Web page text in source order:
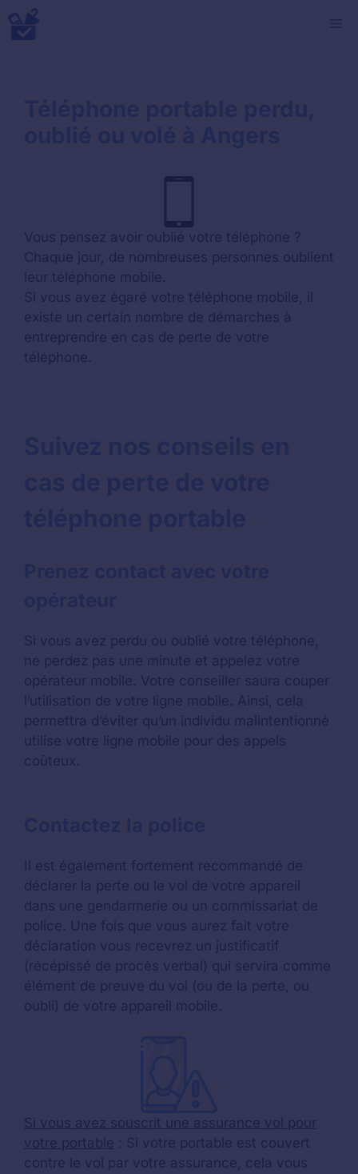
Aller
au
Vous pensez avoir oublié votre téléphone ?
Chaque jour, de nombreuses personnes oublient
leur téléphone mobile.
Si vous avez égaré votre téléphone mobile, il
existe un certain nombre de démarches à
entreprendre en cas de perte de votre
téléphone.
Si vous avez perdu ou oublié votre téléphone,
ne perdez pas une minute et appelez votre
opérateur mobile. Votre conseiller saura couper
l’utilisation de votre ligne mobile. Ainsi, cela
permettra d’éviter qu’un individu malintentionné
utilise votre ligne mobile pour des appels
coûteux.
Il est également fortement recommandé de
déclarer la perte ou le vol de votre appareil
dans une gendarmerie ou un commissariat de
police. Une fois que vous aurez fait votre
déclaration vous recevrez un justificatif
(récépissé de procès verbal) qui servira comme
élément de preuve du vol (ou de la perte, ou
oubli) de votre appareil mobile.
Si vous avez souscrit une assurance vol pour
votre portable : Si votre portable est couvert
contre le vol par votre assurance, cela vous